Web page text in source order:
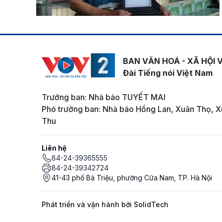
BAN VĂN HOÁ - XÃ HỘI
Đài Tiếng nói Việt Nam
Trưởng ban: Nhà báo TUYẾT MAI
Phó trưởng ban: Nhà báo Hồng Lan, Xuân Thọ,
Thu
Liên hệ
84-24-39365555
84-24-39342724
41-43 phố Bà Triệu, phường Cửa Nam, TP. Hà Nội
Phát triển và vận hành bởi SolidTech